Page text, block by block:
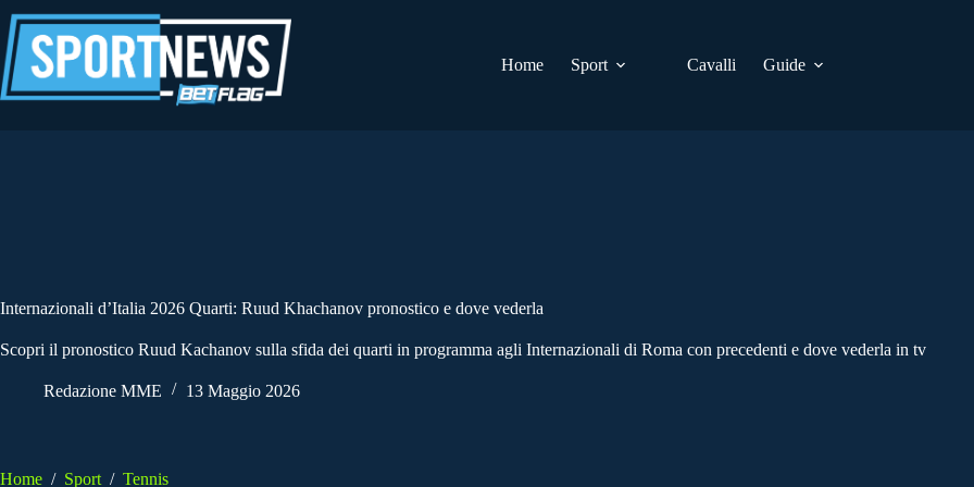
al
contenuto
Home
Sport Cavalli Guide
Internazionali d’Italia 2026 Quarti: Ruud Khachanov pronostico e dove vederla
Scopri il pronostico Ruud Kachanov sulla sfida dei quarti in programma agli Internazionali di Roma con precedenti e dove vederla in tv
Redazione MME 13 Maggio 2026
Home / Sport / Tennis